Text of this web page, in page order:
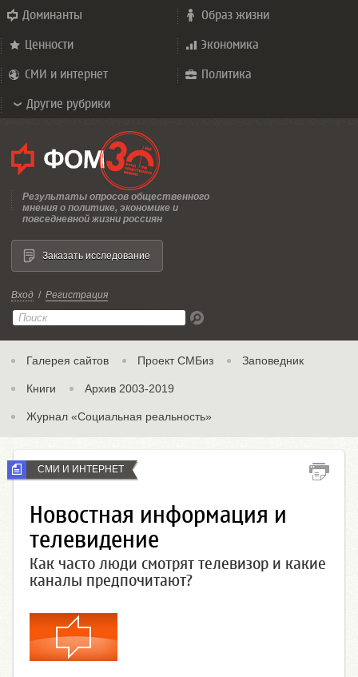
Доминанты Образ жизни
Ценности Экономика
СМИ и интернет Политика
Другие рубрики
Результаты опросов общественного
мнения о политике, экономике и
повседневной жизни россиян
Вход / Регистрация
Галерея сайтов Проект СМБиз Заповедник
Книги Архив 2003-2019
Журнал «Социальная реальность»
Заказать исследование
СМИ И ИНТЕРНЕТ
Новостная информация и
телевидение
Как часто люди смотрят телевизор и какие
каналы предпочитают?